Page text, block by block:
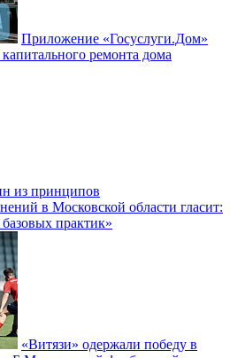
Приложение «Госуслуги.Дом»
ремонта дома
из принципов
в Московской области гласит:
практик»
«Витязи» одержали победу в